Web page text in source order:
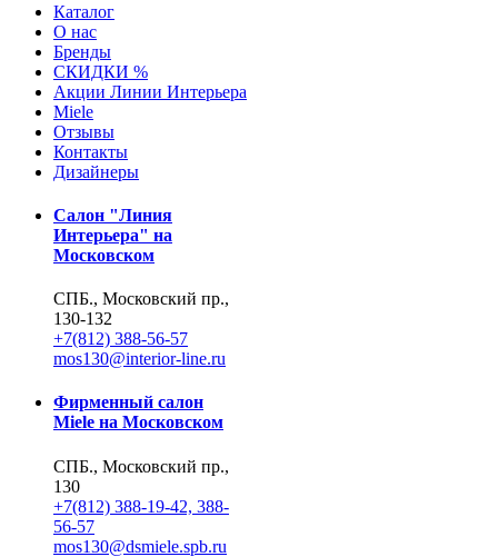
Каталог
О нас
Бренды
СКИДКИ %
Акции Линии Интерьера
Miele
Отзывы
Контакты
Дизайнеры
Салон "Линия
Интерьера" на
Московском
СПБ., Московский пр.,
130-132
+7(812) 388-56-57
mos130@interior-line.ru
Фирменный салон
Miele на Московском
СПБ., Московский пр.,
130
+7(812) 388-19-42, 388-
56-57
mos130@dsmiele.spb.ru